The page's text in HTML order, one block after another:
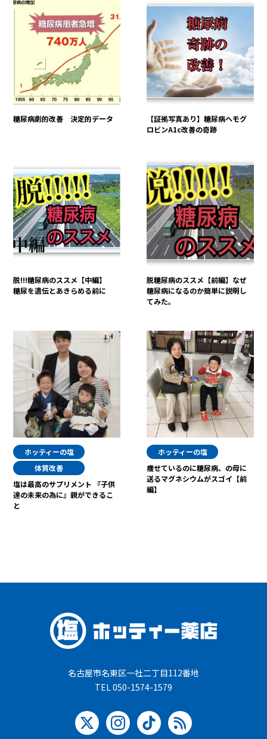
糖尿病劇的改善 決定的データ
【証拠写真あり】糖尿病ヘモグ
ロビンA1c改善の奇跡
脱!!!糖尿病のススメ【中編】
糖尿を遺伝とあきらめる前に
脱糖尿病のススメ【前編】なぜ
糖尿病になるのか簡単に説明し
てみた。
ホッティーの塩
体質改善
塩は最高のサプリメント 『子供
達の未来の為に』親ができるこ
と
ホッティーの塩
痩せているのに糖尿病、の母に
送るマグネシウムがスゴイ【前
編】
名古屋市名東区一社二丁目112番地
TEL 050-1574-1579